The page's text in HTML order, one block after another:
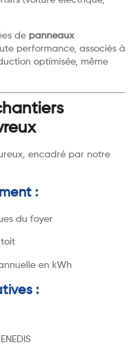
de panneaux
performance, associés à
optimisée, même
encadré par notre
:
du foyer
en kWh
: